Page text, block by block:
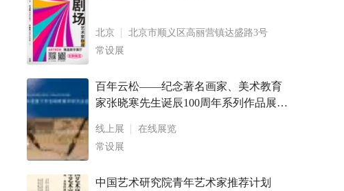
北京
北京市顺义区高丽营镇达盛路3号
常设展
百年云松——纪念著名画家、美术教育
家张晓寒先生诞辰100周年系列作品展
布会 鹭潮松风— — 2022 年度厦门市张
晓寒美术研究会会员作
线上展
在线展览
常设展
中国艺术研究院青年艺术家推荐计划